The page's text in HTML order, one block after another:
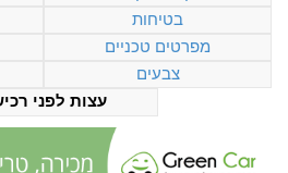
בטיחות
מפרטים טכניים
צבעים
עצות לפני